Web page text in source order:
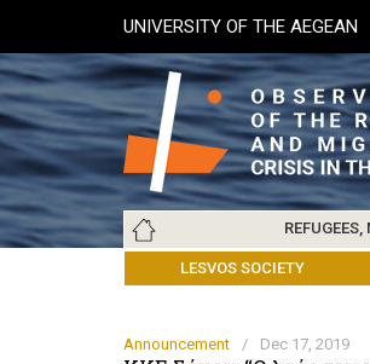
main
content
UNIVERSITY OF THE AEGEAN
Main
navigation
ABOUTREFUGEES &
LESVOS SOCIETY
UNIVERSITY OF THE
Announcement / Dec 17, 2019